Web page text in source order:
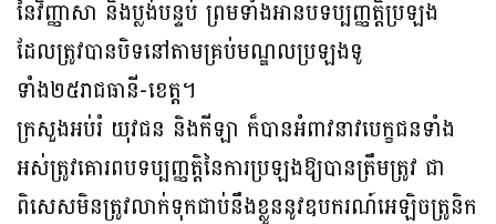
នៃវិញ្ញាសា និងប្លង់បន្ទប់ ព្រមទាំងអានបទប្បញ្ញត្តិប្រឡង
ដែលត្រូវបានបិទនៅតាមគ្រប់មណ្ឌលប្រឡងទូ
ទាំង២៥រាជធានី-ខេត្ត។
ក្រសួងអប់រំ យុវជន និងកីឡា ក៏បានអំពាវនាវបេក្ខជនទាំង
អស់ត្រូវគោរពបទប្បញ្ញត្តិនៃការប្រឡងឱ្យបានត្រឹមត្រូវ ជា
ពិសេសមិនត្រូវលាក់ទុកជាប់នឹងខ្លួននូវឧបករណ៍អេឡិចត្រូនិក